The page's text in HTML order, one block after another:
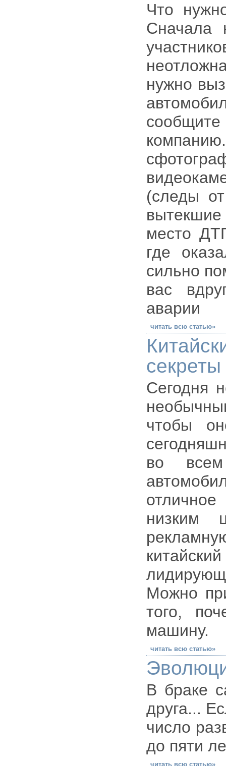
Что
Сначала
нужно
(следы
место
где
сильно
вас
аварии
читать всю статью»
Сегодня
чтобы
во всем
низким
Можно
того,
машину.
читать всю статью»
В браке
друга...
число
до пяти
читать всю статью»